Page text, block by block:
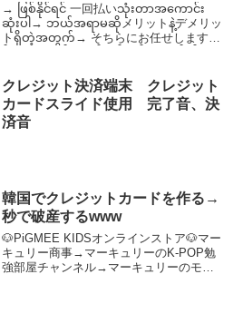
→ ဖြစ်နိုင်ရင် 一回払いသုံးတာအကောင်း
ဆုံးပါ→ ဘယ်အရာမဆိုメリットနဲ့デメリッ
トရှိတဲ့အတွက်→ そちらにお任せします🤗
クレジット決済端末 クレジット
カードスライド使用 完了音、決
済音
韓国でクレジットカードを作る→
秒で破産するwww
🐶PiGMEE KIDSオンラインストア🐶マー
キュリー商事→マーキュリーのK-POP勉
強部屋チャンネル→マーキュリーのモッ